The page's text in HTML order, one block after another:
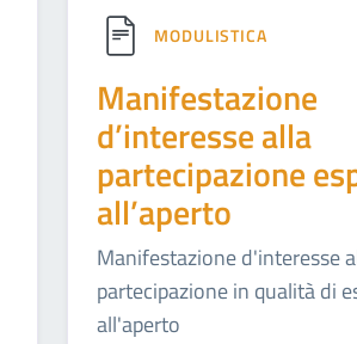
MODULISTICA
Manifestazione
d’interesse alla
partecipazione
all’aperto
Manifestazione d'interesse
partecipazione in qualità di
all'aperto